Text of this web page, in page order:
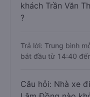
khách Trần Văn
?
Trả lời: Trung bình
bắt đầu từ 14:40
Câu hỏi: Nhà xe